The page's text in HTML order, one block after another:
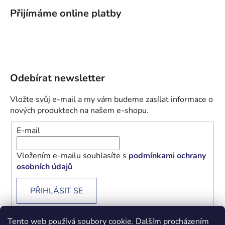
Tento web používá soubory cookie. Dalším procházením
Přijímáme online platby
Odebírat newsletter
Vložte svůj e-mail a my vám budeme zasílat informace o
nových produktech na našem e-shopu.
E-mail
Vložením e-mailu souhlasíte s podmínkami ochrany
osobních údajů
PŘIHLÁSIT SE